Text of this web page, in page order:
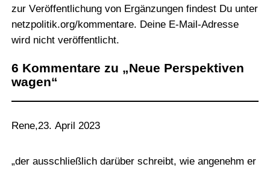
zur Veröffentlichung von Ergänzungen findest Du unter
netzpolitik.org/kommentare. Deine E-Mail-Adresse
wird nicht veröffentlicht.
6 Kommentare zu „Neue Perspektiven
wagen“
Rene,23. April 2023
„der ausschließlich darüber schreibt, wie angenehm er